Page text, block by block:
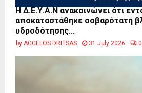
Η Δ.Ε.Υ.Α.Ν ανακοινώνει ότι
αποκαταστάθηκε σοβαρότατη
υδροδότησης...
by AGGELOS DRITSAS 31 July 2026 0